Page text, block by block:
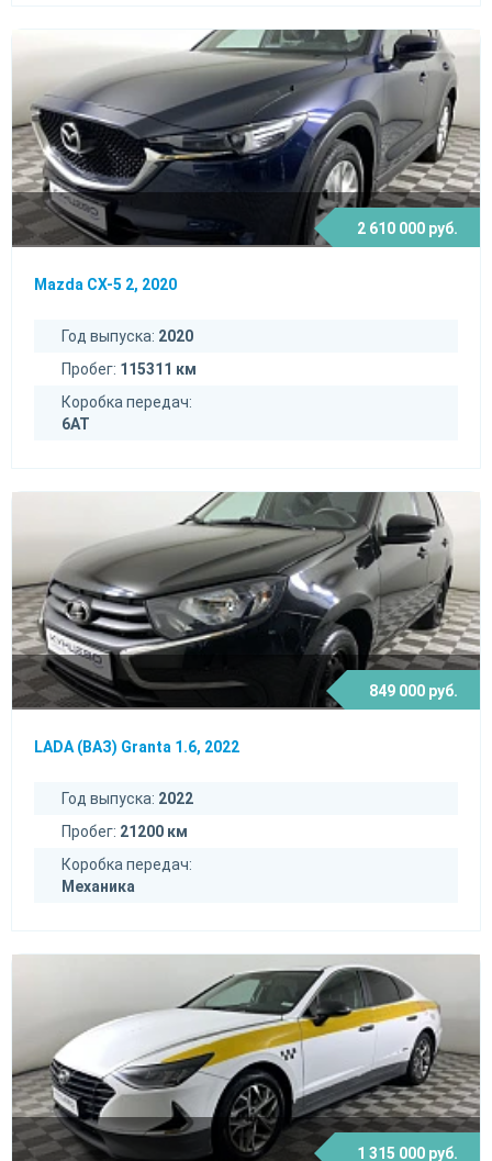
2 610 000 руб.
Mazda CX-5 2, 2020
Год выпуска: 2020
Пробег: 115311 км
Коробка передач:
6AT
849 000 руб.
LADA (ВАЗ) Granta 1.6, 2022
Год выпуска: 2022
Пробег: 21200 км
Коробка передач:
Механика
1 315 000 руб.